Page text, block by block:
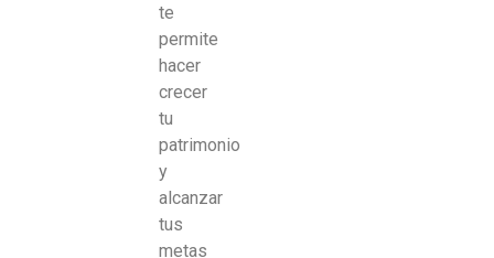
te
permite
hacer
crecer
tu
patrimonio
y
alcanzar
tus
metas